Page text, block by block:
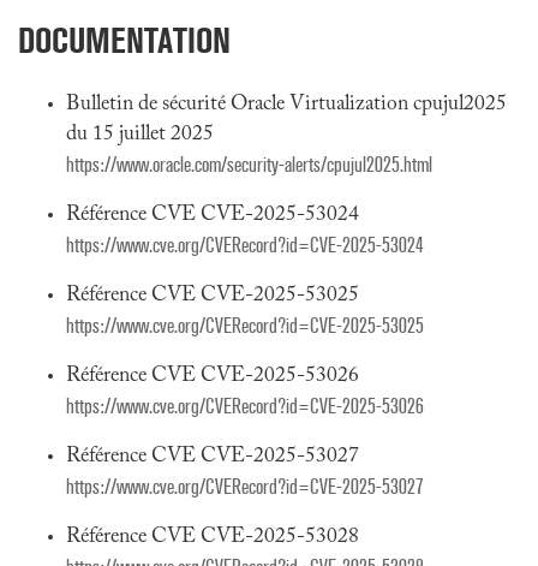
DOCUMENTATION
Bulletin de sécurité Oracle Virtualization cpujul2025
du 15 juillet 2025
https://www.oracle.com/security-alerts/cpujul2025.html
Référence CVE CVE-2025-53024
https://www.cve.org/CVERecord?id=CVE-2025-53024
Référence CVE CVE-2025-53025
https://www.cve.org/CVERecord?id=CVE-2025-53025
Référence CVE CVE-2025-53026
https://www.cve.org/CVERecord?id=CVE-2025-53026
Référence CVE CVE-2025-53027
https://www.cve.org/CVERecord?id=CVE-2025-53027
Référence CVE CVE-2025-53028